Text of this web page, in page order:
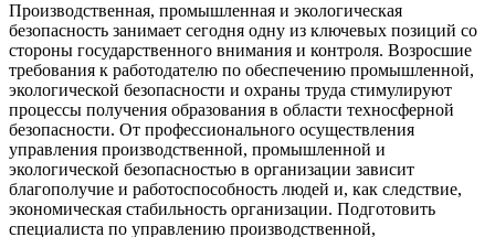
Производственная, промышленная и экологическая
безопасность занимает сегодня одну из ключевых позиций со
стороны государственного внимания и контроля. Возросшие
требования к работодателю по обеспечению промышленной,
экологической безопасности и охраны труда стимулируют
процессы получения образования в области техносферной
безопасности. От профессионального осуществления
управления производственной, промышленной и
экологической безопасностью в организации зависит
благополучие и работоспособность людей и, как следствие,
экономическая стабильность организации. Подготовить
специалиста по управлению производственной,